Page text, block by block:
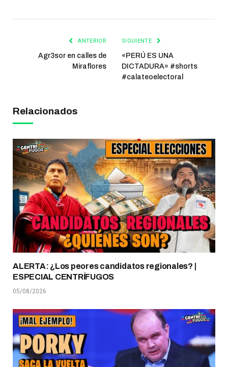
ANTERIOR
Agr3sor en calles de
Miraflores
SIGUIENTE
«PERÚ ES UNA
DICTADURA» #shorts
#calateoelectoral
Relacionados
ALERTA: ¿Los peores candidatos regionales? |
ESPECIAL CENTRÍFUGOS
05/08/2026